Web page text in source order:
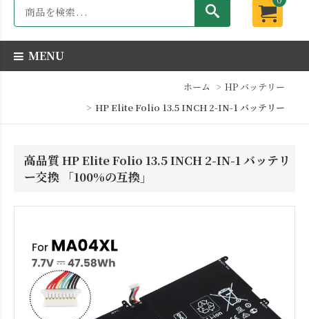
MENU
ホーム
HP バッテリー
HP Elite Folio 13.5 INCH 2-IN-1 バッテリー
高品質 HP Elite Folio 13.5 INCH 2-IN-1 バッテリ
ー交換 「100%の互換」